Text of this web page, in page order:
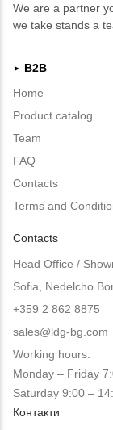
We are a partner
we take stands a
►
B2B
Home
Product catalog
Team
FAQ
Contacts
Terms and
Contacts
Head Office /
Sofia, Nedelcho
+359 2 862 8875
sales@ldg-bg.com
Working hours:
Monday – Friday
Saturday 9:00 –
Контакти